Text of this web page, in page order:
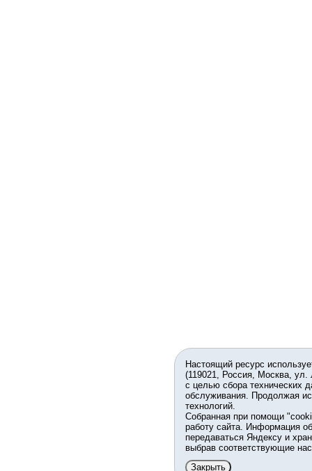
Настоящий ресурс
(119021, Россия, Москва,
с целью сбора технических
обслуживания. Продолжая
технологий.
Собранная при помощи
работу сайта. Информация
передаваться Яндексу и
выбрав соответствующие
Закрыть